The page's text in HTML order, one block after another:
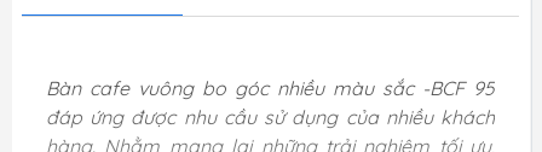
Bàn cafe vuông bo góc nhiều màu sắc -BCF 95
đáp ứng được nhu cầu sử dụng của nhiều khách
hàng. Nhằm mang lại những trải nghiệm tối ưu,